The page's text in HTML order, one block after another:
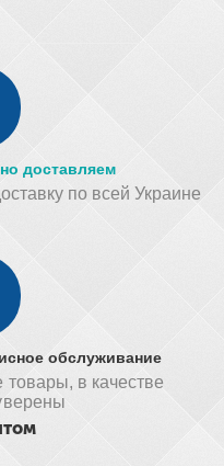
доставляем
по всей Украине
обслуживание
в качестве